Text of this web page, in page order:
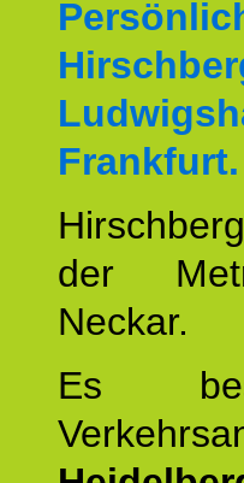
Frankfurt.
der
Neckar.
Es